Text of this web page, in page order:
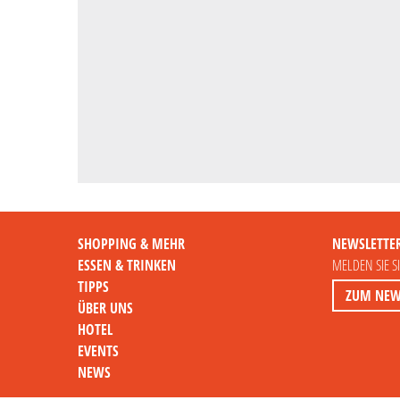
SHOPPING & MEHR
ESSEN & TRINKEN
TIPPS
ÜBER UNS
HOTEL
EVENTS
NEWS
MELDEN SIE
ZUM